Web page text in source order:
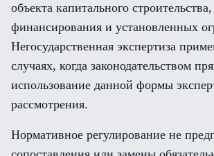
объекта капитального
финансирования и установленных
Негосударственная экспертиза
случаях, когда законодательством
использование данной формы
рассмотрения.
Нормативное регулирование не